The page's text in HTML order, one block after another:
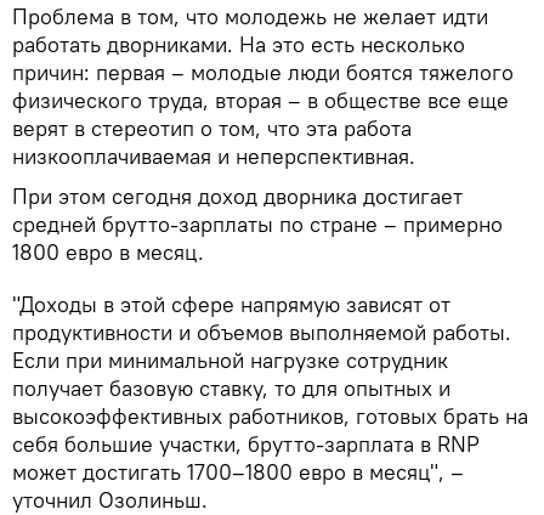
Проблема в том, что молодежь не желает идти
работать дворниками. На это есть несколько
причин: первая – молодые люди боятся тяжелого
физического труда, вторая – в обществе все еще
верят в стереотип о том, что эта работа
низкооплачиваемая и неперспективная.
При этом сегодня доход дворника достигает
средней брутто-зарплаты по стране – примерно
1800 евро в месяц.
"Доходы в этой сфере напрямую зависят от
продуктивности и объемов выполняемой работы.
Если при минимальной нагрузке сотрудник
получает базовую ставку, то для опытных и
высокоэффективных работников, готовых брать на
себя большие участки, брутто-зарплата в RNP
может достигать 1700–1800 евро в месяц", –
уточнил Озолиньш.